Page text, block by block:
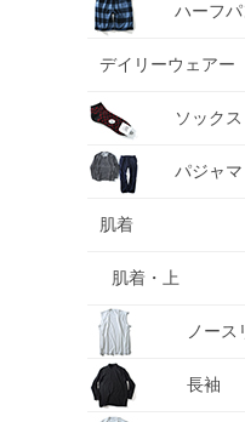
ハーフ
デイリーウェアー
ソック
パジャ
肌着
肌着・上
ノース
長袖